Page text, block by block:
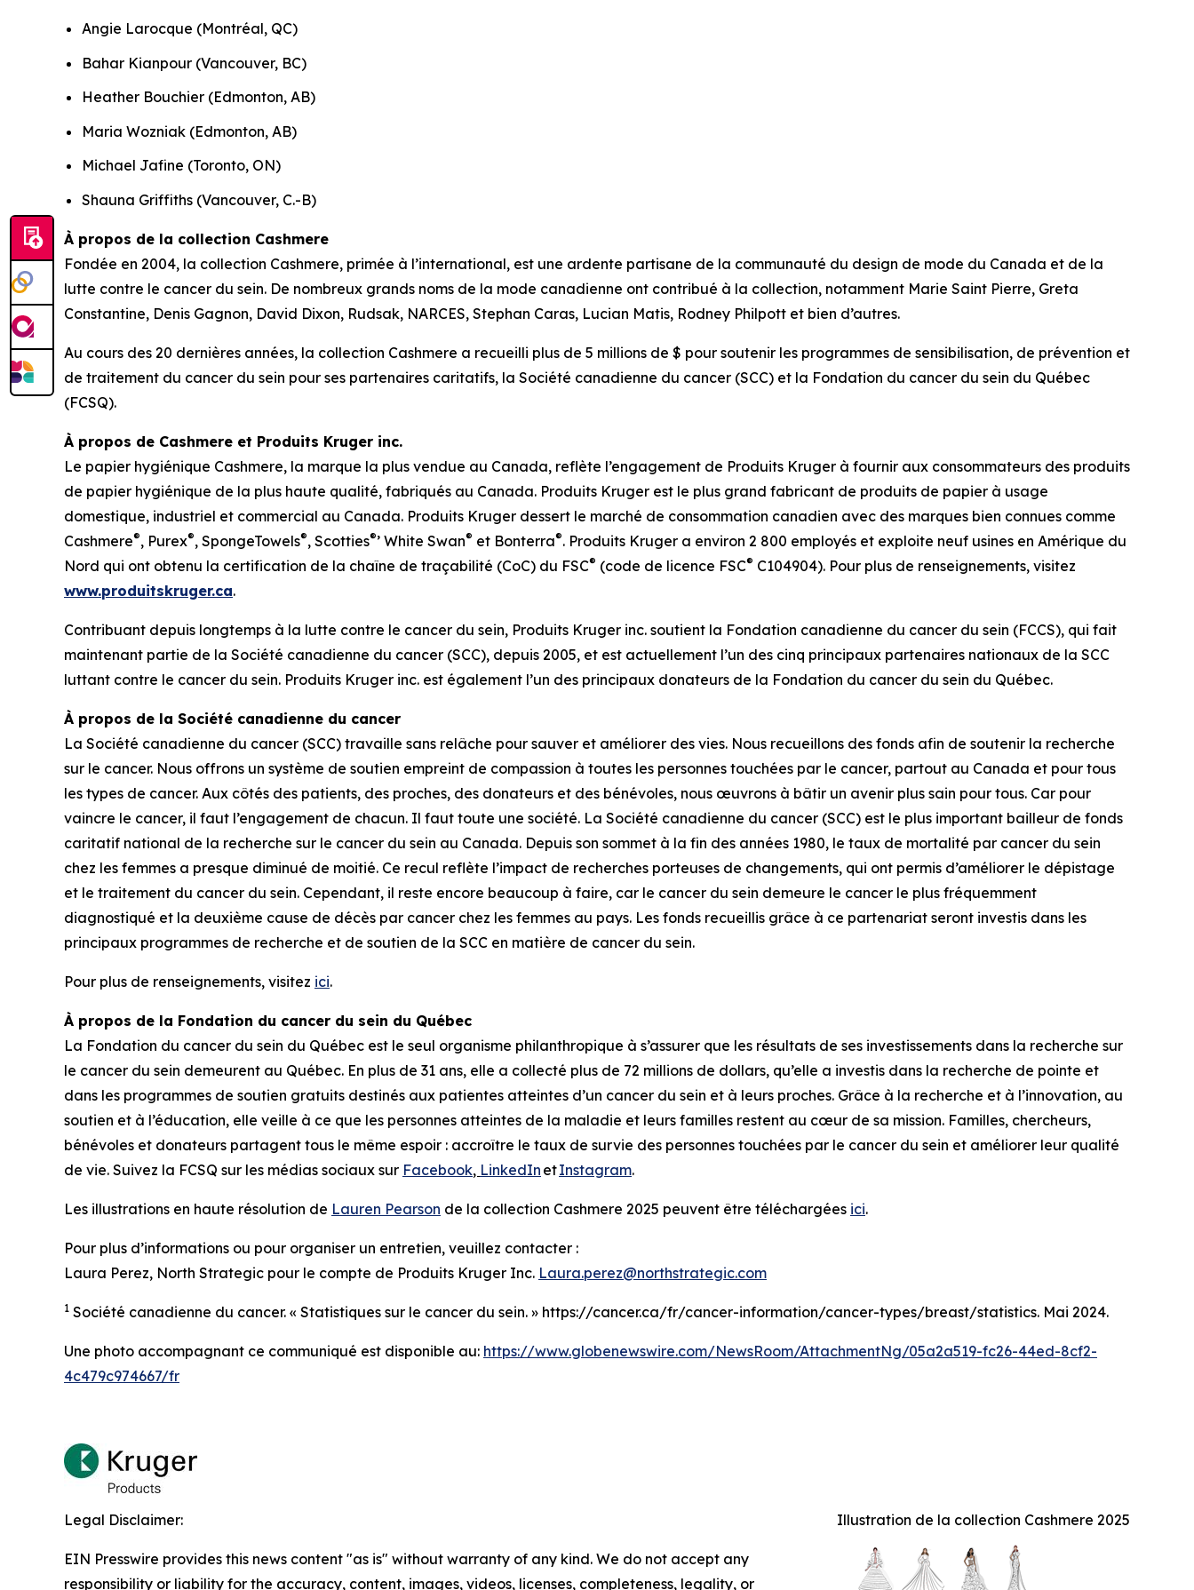
Angie Larocque (Montréal, QC)
Bahar Kianpour (Vancouver, BC)
Heather Bouchier (Edmonton, AB)
Maria Wozniak (Edmonton, AB)
Michael Jafine (Toronto, ON)
Shauna Griffiths (Vancouver, C.-B)
À propos de la collection Cashmere
Fondée en 2004, la collection Cashmere, primée à l’international, est une ardente partisane de la communauté du design de mode du Canada et de la
lutte contre le cancer du sein. De nombreux grands noms de la mode canadienne ont contribué à la collection, notamment Marie Saint Pierre, Greta
Constantine, Denis Gagnon, David Dixon, Rudsak, NARCES, Stephan Caras, Lucian Matis, Rodney Philpott et bien d’autres.
Au cours des 20 dernières années, la collection Cashmere a recueilli plus de 5 millions de $ pour soutenir les programmes de sensibilisation, de prévention et
de traitement du cancer du sein pour ses partenaires caritatifs, la Société canadienne du cancer (SCC) et la Fondation du cancer du sein du Québec
(FCSQ).
À propos de Cashmere et Produits Kruger inc.
Le papier hygiénique Cashmere, la marque la plus vendue au Canada, reflète l’engagement de Produits Kruger à fournir aux consommateurs des produits
de papier hygiénique de la plus haute qualité, fabriqués au Canada. Produits Kruger est le plus grand fabricant de produits de papier à usage
domestique, industriel et commercial au Canada. Produits Kruger dessert le marché de consommation canadien avec des marques bien connues comme
Cashmere®, Purex®, SpongeTowels®, Scotties®’ White Swan® et Bonterra®. Produits Kruger a environ 2 800 employés et exploite neuf usines en Amérique du
Nord qui ont obtenu la certification de la chaîne de traçabilité (CoC) du FSC® (code de licence FSC® C104904). Pour plus de renseignements, visitez
www.produitskruger.ca.
Contribuant depuis longtemps à la lutte contre le cancer du sein, Produits Kruger inc. soutient la Fondation canadienne du cancer du sein (FCCS), qui fait
maintenant partie de la Société canadienne du cancer (SCC), depuis 2005, et est actuellement l’un des cinq principaux partenaires nationaux de la SCC
luttant contre le cancer du sein. Produits Kruger inc. est également l’un des principaux donateurs de la Fondation du cancer du sein du Québec.
À propos de la Société canadienne du cancer
La Société canadienne du cancer (SCC) travaille sans relâche pour sauver et améliorer des vies. Nous recueillons des fonds afin de soutenir la recherche
sur le cancer. Nous offrons un système de soutien empreint de compassion à toutes les personnes touchées par le cancer, partout au Canada et pour tous
les types de cancer. Aux côtés des patients, des proches, des donateurs et des bénévoles, nous œuvrons à bâtir un avenir plus sain pour tous. Car pour
vaincre le cancer, il faut l’engagement de chacun. Il faut toute une société. La Société canadienne du cancer (SCC) est le plus important bailleur de fonds
caritatif national de la recherche sur le cancer du sein au Canada. Depuis son sommet à la fin des années 1980, le taux de mortalité par cancer du sein
chez les femmes a presque diminué de moitié. Ce recul reflète l’impact de recherches porteuses de changements, qui ont permis d’améliorer le dépistage
et le traitement du cancer du sein. Cependant, il reste encore beaucoup à faire, car le cancer du sein demeure le cancer le plus fréquemment
diagnostiqué et la deuxième cause de décès par cancer chez les femmes au pays. Les fonds recueillis grâce à ce partenariat seront investis dans les
principaux programmes de recherche et de soutien de la SCC en matière de cancer du sein.
Pour plus de renseignements, visitez ici.
À propos de la Fondation du cancer du sein du Québec
La Fondation du cancer du sein du Québec est le seul organisme philanthropique à s’assurer que les résultats de ses investissements dans la recherche sur
le cancer du sein demeurent au Québec. En plus de 31 ans, elle a collecté plus de 72 millions de dollars, qu’elle a investis dans la recherche de pointe et
dans les programmes de soutien gratuits destinés aux patientes atteintes d’un cancer du sein et à leurs proches. Grâce à la recherche et à l’innovation, au
soutien et à l’éducation, elle veille à ce que les personnes atteintes de la maladie et leurs familles restent au cœur de sa mission. Familles, chercheurs,
bénévoles et donateurs partagent tous le même espoir : accroître le taux de survie des personnes touchées par le cancer du sein et améliorer leur qualité
de vie. Suivez la FCSQ sur les médias sociaux sur Facebook, LinkedIn etInstagram.
Les illustrations en haute résolution de Lauren Pearson de la collection Cashmere 2025 peuvent être téléchargées ici.
Pour plus d’informations ou pour organiser un entretien, veuillez contacter :
Laura Perez, North Strategic pour le compte de Produits Kruger Inc. Laura.perez@northstrategic.com
1 Société canadienne du cancer. « Statistiques sur le cancer du sein. » https://cancer.ca/fr/cancer-information/cancer-types/breast/statistics. Mai 2024.
Une photo accompagnant ce communiqué est disponible au: https://www.globenewswire.com/NewsRoom/AttachmentNg/05a2a519-fc26-44ed-8cf2-
4c479c974667/fr
Illustration de la collection Cashmere 2025
Legal Disclaimer:
EIN Presswire provides this news content "as is" without warranty of any kind. We do not accept any
responsibility or liability for the accuracy, content, images, videos, licenses, completeness, legality, or